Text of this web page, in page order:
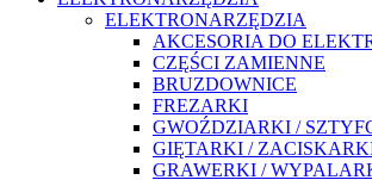
ELEKTRONARZĘDZIA
AKCESORIA DO
CZĘŚCI ZAMIENNE
BRUZDOWNICE
FREZARKI
GWOŹDZIARKI /
GIĘTARKI /
GRAWERKI /